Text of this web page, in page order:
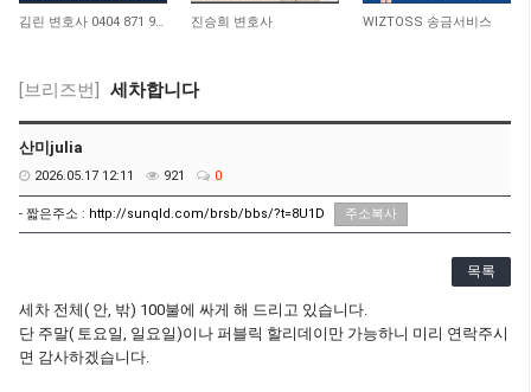
11,031 9,794
진승희 변호사 9,362
WIZTOSS 송금서비스
[브리즈번] 세차합니다
산미julia
2026.05.17 12:11 921 0
- 짧은주소 : http://sunqld.com/brsb/bbs/?t=8U1D 주소복사
목록
세차 전체( 안, 밖) 100불에 싸게 해 드리고 있습니다.
단 주말( 토요일, 일요일)이나 퍼블릭 할리데이만 가능하니 미리 연락주시
면 감사하겠습니다.